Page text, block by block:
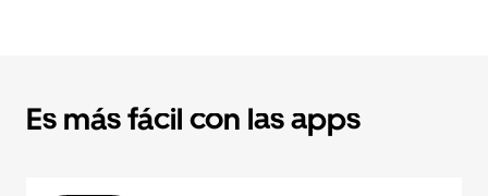
Es más fácil con las apps